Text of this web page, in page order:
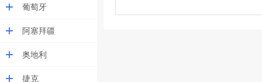
葡萄牙
阿塞拜疆
奥地利
捷克